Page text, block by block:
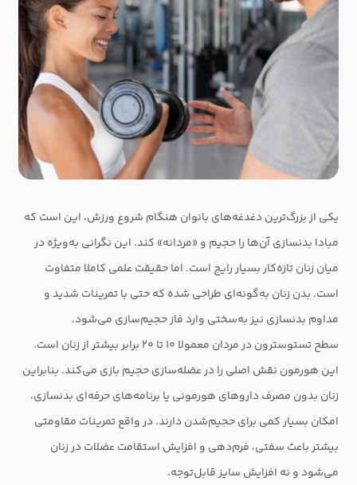
یکی از بزرگ‌ترین دغدغه‌های بانوان هنگام شروع ورزش، این است که
مبادا بدنسازی آن‌ها را حجیم و «مردانه» کند. این نگرانی به‌ویژه در
میان زنان تازه‌کار بسیار رایج است. اما حقیقت علمی کاملا متفاوت
است. بدن زنان به‌گونه‌ای طراحی شده که حتی با تمرینات شدید و
مداوم بدنسازی نیز به‌سختی وارد فاز حجیم‌سازی می‌شود.
سطح تستوسترون در مردان معمولا ۱۰ تا ۲۰ برابر بیشتر از زنان است.
این هورمون نقش اصلی را در عضله‌سازی حجیم بازی می‌کند. بنابراین
زنان بدون مصرف داروهای هورمونی یا برنامه‌های حرفه‌ای بدنسازی،
امکان بسیار کمی برای حجیم‌شدن دارند. در واقع تمرینات مقاومتی
بیشتر باعث سفتی، فرم‌دهی و افزایش استقامت عضلات در زنان
می‌شود و نه افزایش سایز قابل‌توجه.